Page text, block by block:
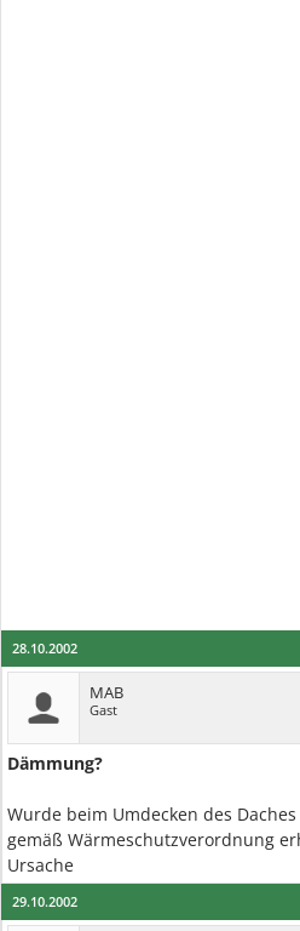
28.10.2002
MAB
Gast
Dämmung?
Wurde beim Umdecken des
gemäß Wärmeschutzverordnung
Ursache
29.10.2002